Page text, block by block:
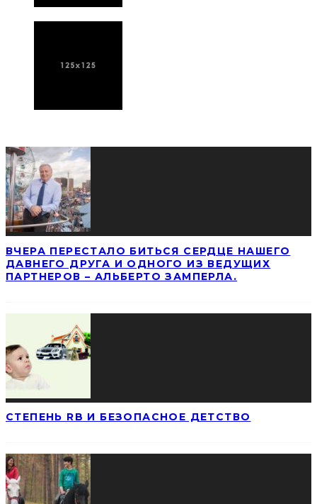
ВЧЕРА ПЕРЕСТАЛО БИТЬСЯ СЕРДЦЕ НАШЕГО
ДАВНЕГО ДРУГА И ОДНОГО ИЗ ВЕДУЩИХ
ПАРТНЕРОВ – АЛЬБЕРТО ЗАМПЕРЛА.
СТЕПЕНЬ RB И БЕЗОПАСНОЕ ДЕТСТВО